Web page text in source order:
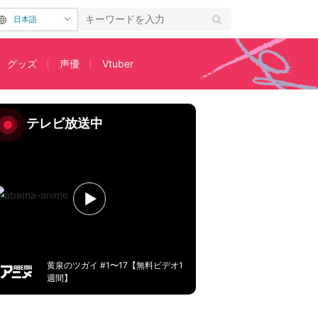
日本語
グッズ 声優 Vtuber
ッキ見
テレビ放送中
黄泉のツガイ #1〜17【無料ビデオ1
週間】